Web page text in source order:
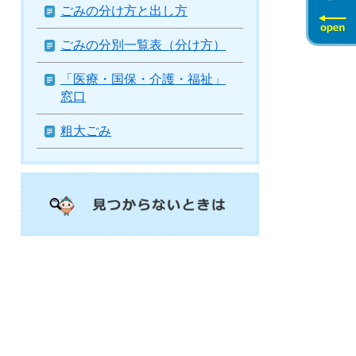
ごみの分け方と出し方
ごみの分別一覧表（分け方）
「医療・国保・介護・福祉」
窓口
粗大ごみ